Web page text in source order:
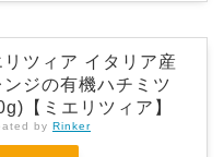
リツィア イタリア産
ンジの有機ハチミツ
【ミエリツィア】
by Rinker